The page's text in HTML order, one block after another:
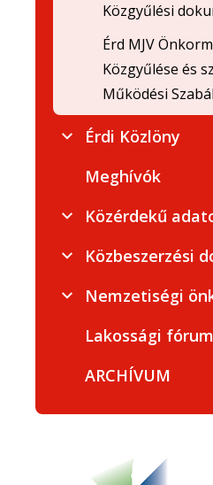
Közgyűlési
Érd MJV
Közgyűlése és
Működési
Érdi Közlöny
Meghívók
Közérdekű
Közbeszerzési
Nemzetiségi
Lakossági
ARCHÍVUM